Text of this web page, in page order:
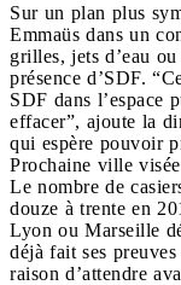
Sur un plan plus
Emmaüs dans un
grilles, jets d’eau
présence d’SDF.
SDF dans l’espace
effacer”, ajoute la
qui espère pouvoir
Prochaine ville
Le nombre de
douze à trente en
Lyon ou Marseille
déjà fait ses
raison d’attendre